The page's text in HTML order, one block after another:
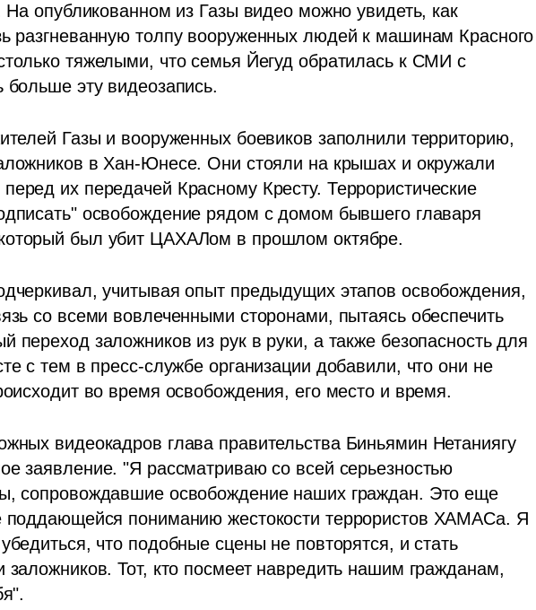
На опубликованном из Газы видео можно увидеть, как
разгневанную толпу вооруженных людей к машинам Красного
тяжелыми, что семья Йегуд обратилась к СМИ с
больше эту видеозапись.
Газы и вооруженных боевиков заполнили территорию,
в Хан-Юнесе. Они стояли на крышах и окружали
их передачей Красному Кресту. Террористические
освобождение рядом с домом бывшего главаря
был убит ЦАХАЛом в прошлом октябре.
учитывая опыт предыдущих этапов освобождения,
со всеми вовлеченными сторонами, пытаясь обеспечить
переход заложников из рук в руки, а также безопасность для
с тем в пресс-службе организации добавили, что они не
во время освобождения, его место и время.
видеокадров глава правительства Биньямин Нетаниягу
заявление. "Я рассматриваю со всей серьезностью
сопровождавшие освобождение наших граждан. Это еще
поддающейся пониманию жестокости террористов ХАМАСа. Я
что подобные сцены не повторятся, и стать
заложников. Тот, кто посмеет навредить нашим гражданам,